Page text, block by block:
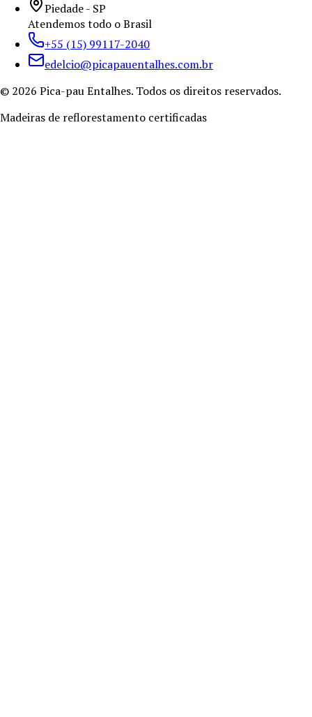
Piedade - SP
Atendemos todo o Brasil
+55 (15) 99117-2040
edelcio@picapauentalhes.com.br
© 2026 Pica-pau Entalhes. Todos os direitos reservados.
Madeiras de reflorestamento certificadas